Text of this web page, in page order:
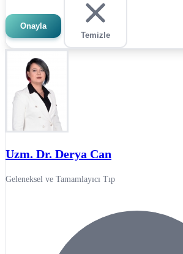
Onayla
Temizle
Uzm. Dr. Derya Can
Geleneksel ve Tamamlayıcı Tıp